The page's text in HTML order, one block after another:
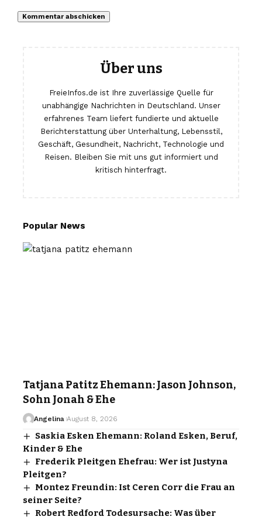
Über uns
FreieInfos.de ist Ihre zuverlässige Quelle für
unabhängige Nachrichten in Deutschland. Unser
erfahrenes Team liefert fundierte und aktuelle
Berichterstattung über Unterhaltung, Lebensstil,
Geschäft, Gesundheit, Nachricht, Technologie und
Reisen. Bleiben Sie mit uns gut informiert und
kritisch hinterfragt.
Popular News
Tatjana Patitz Ehemann: Jason Johnson,
Sohn Jonah & Ehe
Angelina August 8, 2026
Saskia Esken Ehemann: Roland Esken, Beruf,
Kinder & Ehe
Frederik Pleitgen Ehefrau: Wer ist Justyna
Pleitgen?
Montez Freundin: Ist Ceren Corr die Frau an
seiner Seite?
Robert Redford Todesursache: Was über